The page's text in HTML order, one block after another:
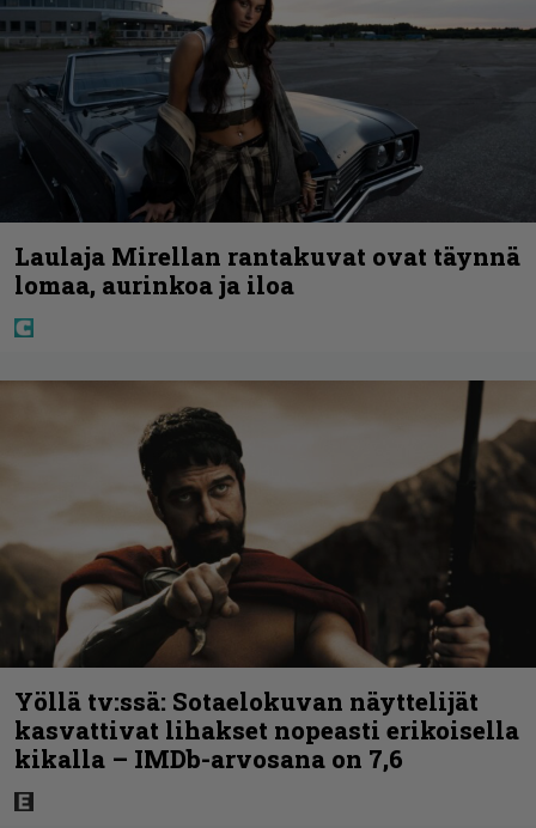
Laulaja Mirellan rantakuvat ovat täynnä
lomaa, aurinkoa ja iloa
Yöllä tv:ssä: Sotaelokuvan näyttelijät
kasvattivat lihakset nopeasti erikoisella
kikalla – IMDb-arvosana on 7,6